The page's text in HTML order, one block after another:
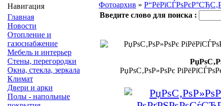
Навигация
Главная
Новости
Отопление и
газоснабжение
Мебель и интерьер
Стены, перегородки
Окна, стекла, зеркала
Климат
Двери и арки
Полы - напольные
Фотоархив »
Введите слово для поиска :
РџРѕС‚РѕР»РѕРє